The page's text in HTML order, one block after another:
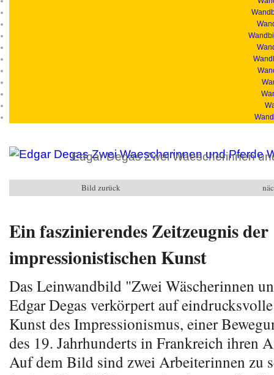
Edgar Degas Zwei Waescherinnen
Bild zurück
Ein faszinierendes Zeitzeugnis der
impressionistischen Kunst
Das Leinwandbild "Zwei Wäscherinnen
Edgar Degas verkörpert auf
Kunst des Impressionismus, einer
des 19. Jahrhunderts in Frankreich ihren
Auf dem Bild sind zwei Arbeiterinnen zu